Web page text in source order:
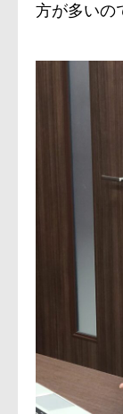
方が多いの